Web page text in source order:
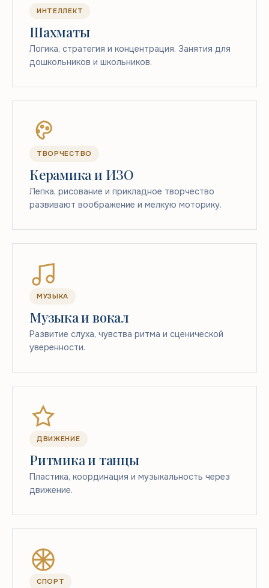
ИНТЕЛЛЕКТ
Шахматы
Логика, стратегия и концентрация. Занятия для
дошкольников и школьников.
ТВОРЧЕСТВО
Керамика и ИЗО
Лепка, рисование и прикладное творчество
развивают воображение и мелкую моторику.
МУЗЫКА
Музыка и вокал
Развитие слуха, чувства ритма и сценической
уверенности.
ДВИЖЕНИЕ
Ритмика и танцы
Пластика, координация и музыкальность через
движение.
СПОРТ